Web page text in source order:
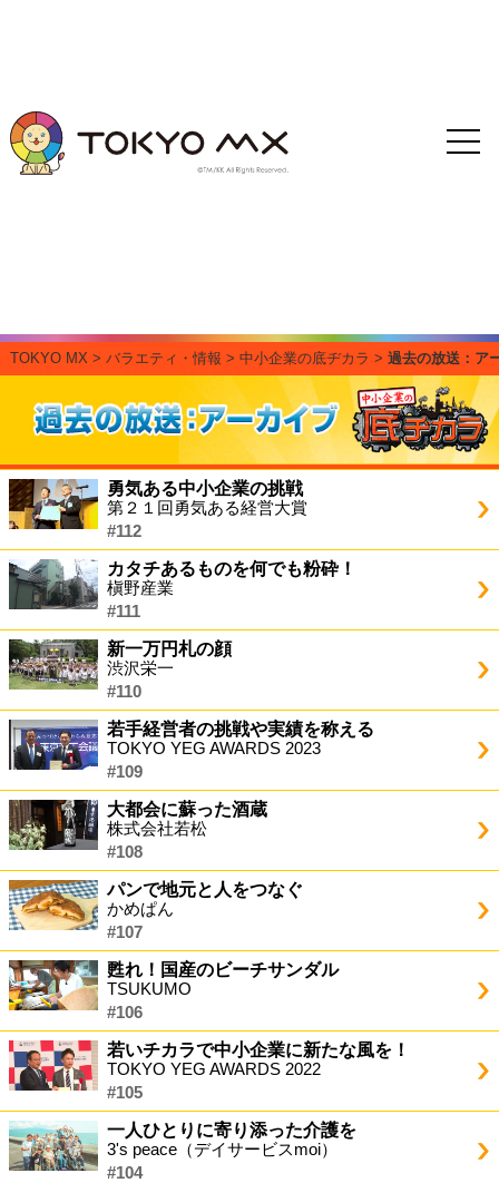
TOKYO MX > バラエティ・情報 > 中小企業の底ヂカラ > 過去の放送：ア
勇気ある中小企業の挑戦
第２１回勇気ある経営大賞
#112
カタチあるものを何でも粉砕！
槇野産業
#111
新一万円札の顔
渋沢栄一
#110
若手経営者の挑戦や実績を称える
TOKYO YEG AWARDS 2023
#109
大都会に蘇った酒蔵
株式会社若松
#108
パンで地元と人をつなぐ
かめぱん
#107
甦れ！国産のビーチサンダル
TSUKUMO
#106
若いチカラで中小企業に新たな風を！
TOKYO YEG AWARDS 2022
#105
一人ひとりに寄り添った介護を
3's peace（デイサービスmoi）
#104